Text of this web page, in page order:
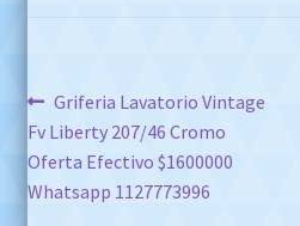
Navegación
de
entradas
Anterior:
Griferia Lavatorio Vintage
Fv Liberty 207/46 Cromo
Oferta Efectivo $1600000
Whatsapp 1127773996